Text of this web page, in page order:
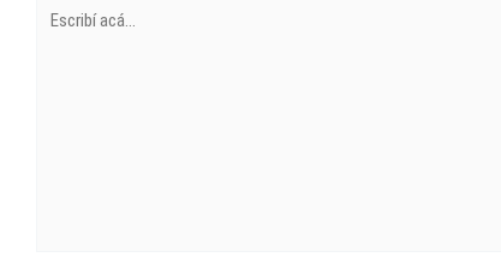
acá...